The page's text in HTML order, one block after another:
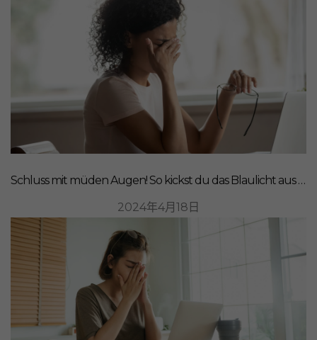
Schluss mit müden Augen! So kickst du das Blaulicht aus deinem Leben
2024年4月18日